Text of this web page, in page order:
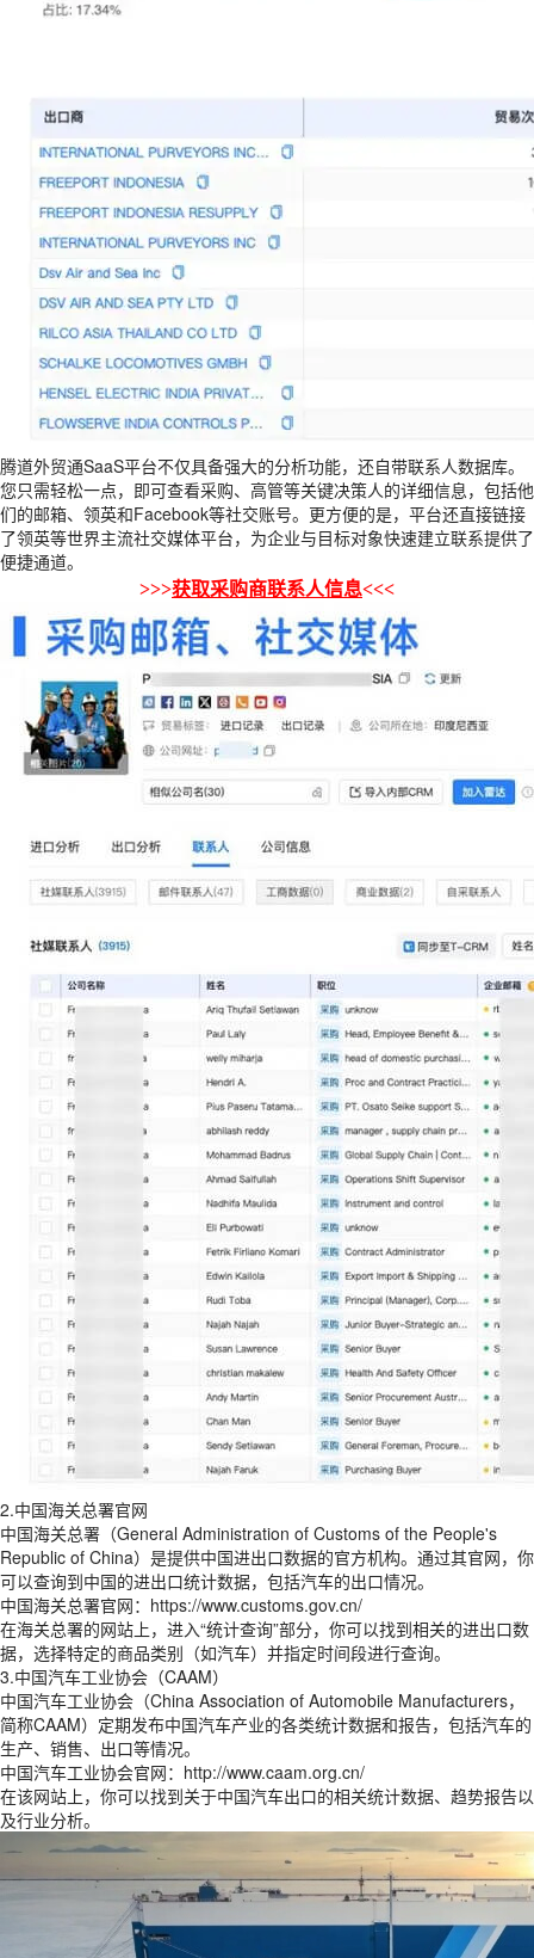
腾道外贸通SaaS平台不仅具备强大的分析功能，还自带联系人数据库。
您只需轻松一点，即可查看采购、高管等关键决策人的详细信息，包括他
们的邮箱、领英和Facebook等社交账号。更方便的是，平台还直接链接
了领英等世界主流社交媒体平台，为企业与目标对象快速建立联系提供了
便捷通道。
>>>获取采购商联系人信息<<<
2.中国海关总署官网
中国海关总署（General Administration of Customs of the People's
Republic of China）是提供中国进出口数据的官方机构。通过其官网，你
可以查询到中国的进出口统计数据，包括汽车的出口情况。
中国海关总署官网：https://www.customs.gov.cn/
在海关总署的网站上，进入“统计查询”部分，你可以找到相关的进出口数
据，选择特定的商品类别（如汽车）并指定时间段进行查询。
3.中国汽车工业协会（CAAM）
中国汽车工业协会（China Association of Automobile Manufacturers，
简称CAAM）定期发布中国汽车产业的各类统计数据和报告，包括汽车的
生产、销售、出口等情况。
中国汽车工业协会官网：http://www.caam.org.cn/
在该网站上，你可以找到关于中国汽车出口的相关统计数据、趋势报告以
及行业分析。